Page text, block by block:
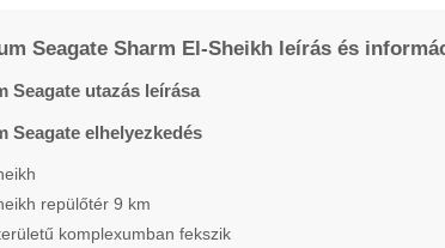
Seagate Sharm El-Sheikh leírás és
Seagate utazás leírása
Seagate elhelyezkedés
repülőtér 9 km
komplexumban fekszik